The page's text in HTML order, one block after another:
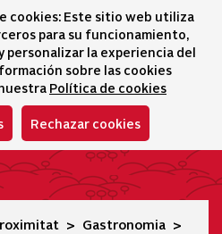
cookies: Este sitio web utiliza
para su funcionamiento,
personalizar la experiencia del
sobre las cookies
Política de cookies
Rechazar cookies
Selector idioma
icono
Gastronomia